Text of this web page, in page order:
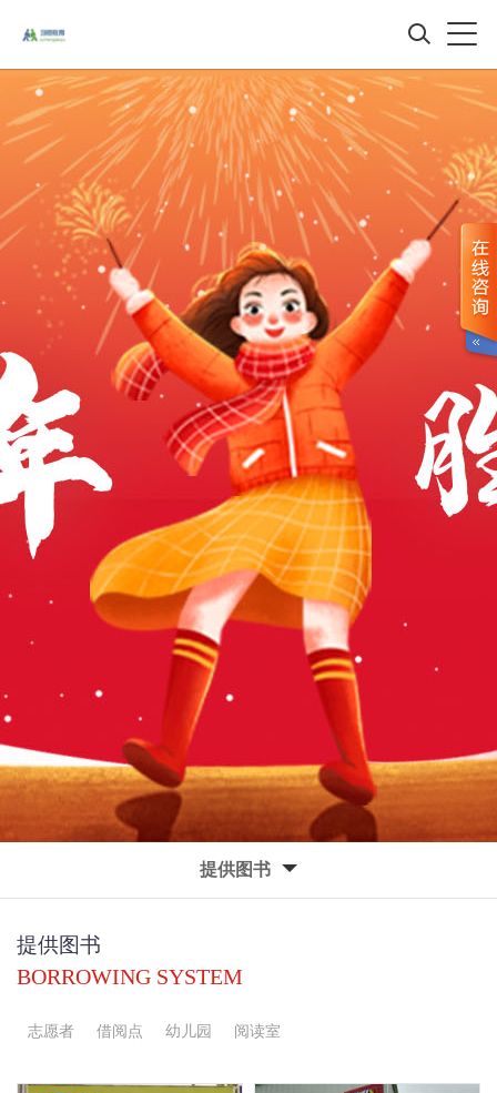
提供图书
提供图书
BORROWING SYSTEM
志愿者 借阅点 幼儿园 阅读室